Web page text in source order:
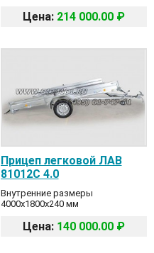
Цена: 214 000.00 ₽
Прицеп легковой ЛАВ
81012C 4.0
Внутренние размеры
4000x1800x240 мм
Цена: 140 000.00 ₽